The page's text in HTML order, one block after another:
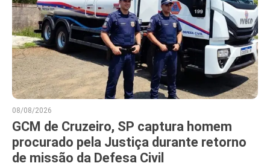
08/08/2026
GCM de Cruzeiro, SP captura homem
procurado pela Justiça durante retorno
de missão da Defesa Civil